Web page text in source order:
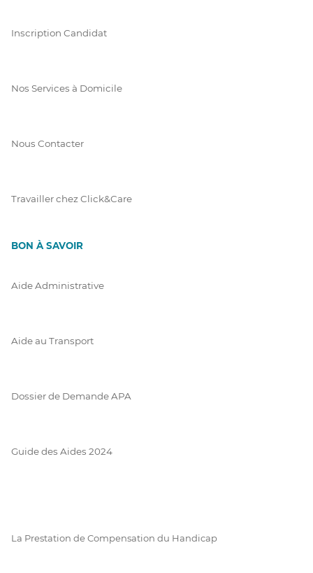
Inscription Candidat
Nos Services à Domicile
Nous Contacter
Travailler chez Click&Care
BON À SAVOIR
Aide Administrative
Aide au Transport
Dossier de Demande APA
Guide des Aides 2024
La Prestation de Compensation du Handicap